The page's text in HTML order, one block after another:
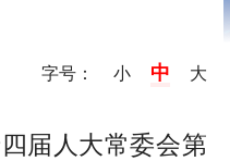
字号： 小 中 大
届人大常委会第